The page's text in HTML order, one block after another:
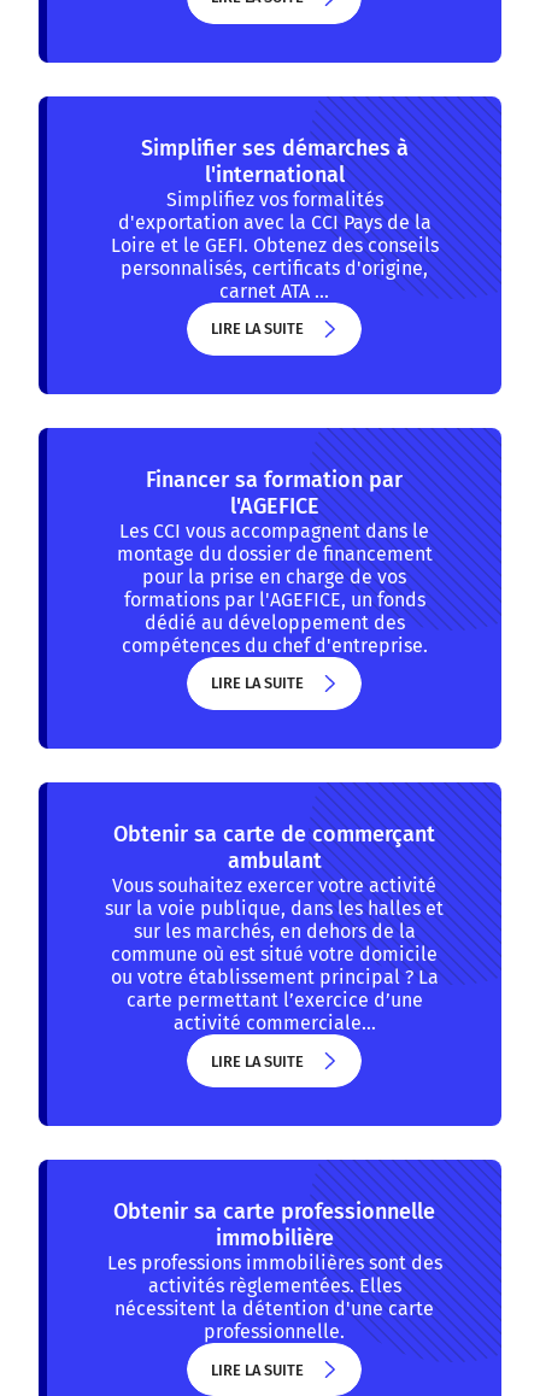
Simplifier ses démarches à
l'international
Simplifiez vos formalités
d'exportation avec la CCI Pays de la
Loire et le GEFI. Obtenez des conseils
personnalisés, certificats d'origine,
carnet ATA …
LIRE LA SUITE
Financer sa formation par
l'AGEFICE
Les CCI vous accompagnent dans le
montage du dossier de financement
pour la prise en charge de vos
formations par l'AGEFICE, un fonds
dédié au développement des
compétences du chef d'entreprise.
LIRE LA SUITE
Obtenir sa carte de commerçant
ambulant
Vous souhaitez exercer votre activité
sur la voie publique, dans les halles et
sur les marchés, en dehors de la
commune où est situé votre domicile
ou votre établissement principal ? La
carte permettant l’exercice d’une
activité commerciale…
LIRE LA SUITE
Obtenir sa carte professionnelle
immobilière
Les professions immobilières sont des
activités règlementées. Elles
nécessitent la détention d'une carte
professionnelle.
LIRE LA SUITE